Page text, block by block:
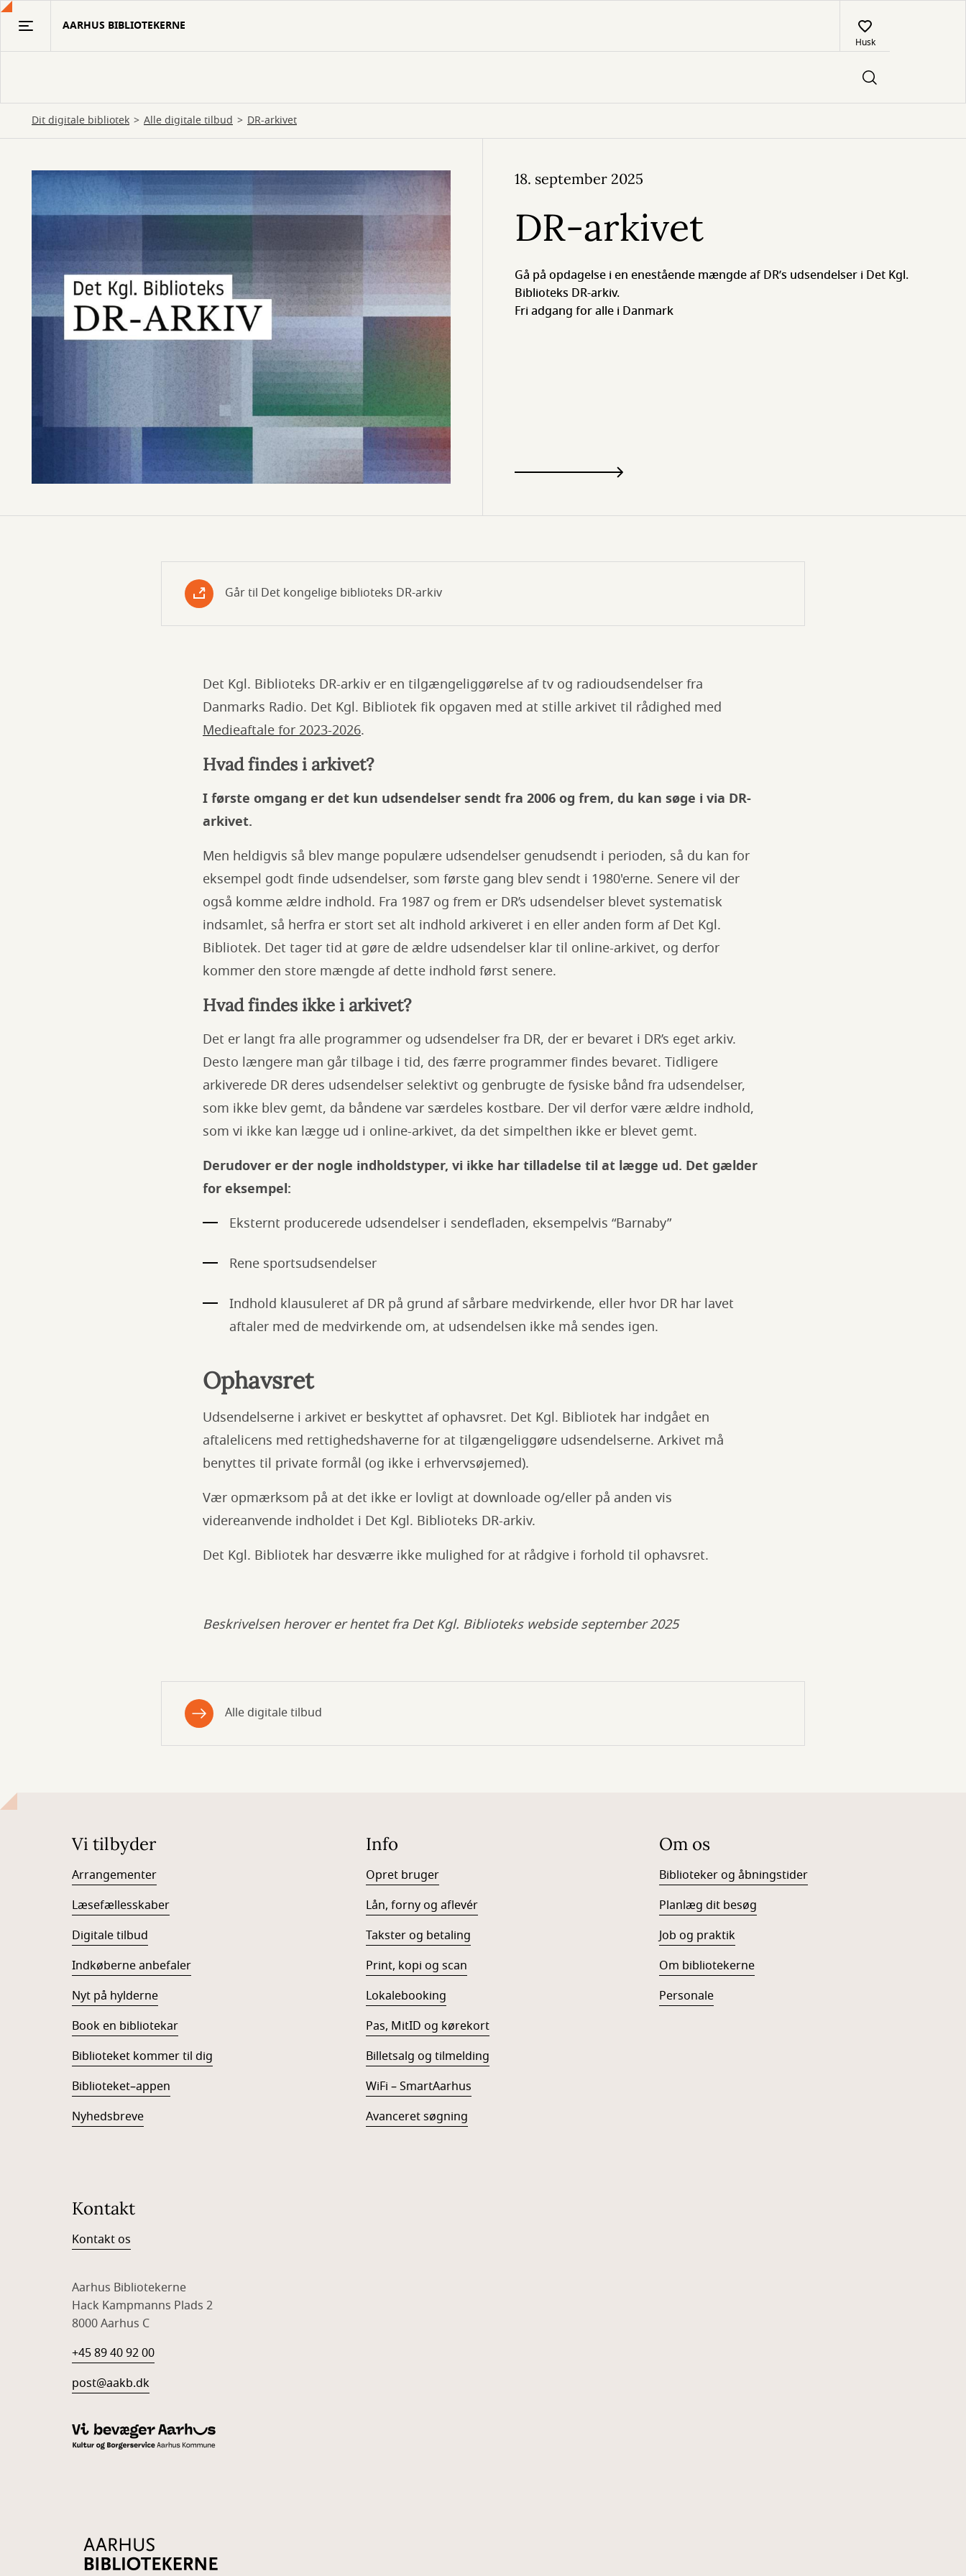
Gå
AARHUS BIBLIOTEKERNE
Husk
Dit digitale bibliotek Alle digitale tilbud DR-arkivet
arkivet
18. september 2025
DR-arkivet
Gå på opdagelse i en enestående mængde af DR’s udsendelser i Det Kgl.
Biblioteks DR-arkiv.
Fri adgang for alle i Danmark
Går til Det kongelige biblioteks DR-arkiv
Det Kgl. Biblioteks DR-arkiv er en tilgængeliggørelse af tv og radioudsendelser fra
Danmarks Radio. Det Kgl. Bibliotek fik opgaven med at stille arkivet til rådighed med
Medieaftale for 2023-2026.
Hvad findes i arkivet?
I første omgang er det kun udsendelser sendt fra 2006 og frem, du kan søge i via DR-
arkivet.
Men heldigvis så blev mange populære udsendelser genudsendt i perioden, så du kan for
eksempel godt finde udsendelser, som første gang blev sendt i 1980'erne. Senere vil der
også komme ældre indhold. Fra 1987 og frem er DR’s udsendelser blevet systematisk
indsamlet, så herfra er stort set alt indhold arkiveret i en eller anden form af Det Kgl.
Bibliotek. Det tager tid at gøre de ældre udsendelser klar til online-arkivet, og derfor
kommer den store mængde af dette indhold først senere.
Hvad findes ikke i arkivet?
Det er langt fra alle programmer og udsendelser fra DR, der er bevaret i DR’s eget arkiv.
Desto længere man går tilbage i tid, des færre programmer findes bevaret. Tidligere
arkiverede DR deres udsendelser selektivt og genbrugte de fysiske bånd fra udsendelser,
som ikke blev gemt, da båndene var særdeles kostbare. Der vil derfor være ældre indhold,
som vi ikke kan lægge ud i online-arkivet, da det simpelthen ikke er blevet gemt.
Derudover er der nogle indholdstyper, vi ikke har tilladelse til at lægge ud. Det gælder
for eksempel:
Eksternt producerede udsendelser i sendefladen, eksempelvis “Barnaby”
Rene sportsudsendelser
Indhold klausuleret af DR på grund af sårbare medvirkende, eller hvor DR har lavet
aftaler med de medvirkende om, at udsendelsen ikke må sendes igen.
Ophavsret
Udsendelserne i arkivet er beskyttet af ophavsret. Det Kgl. Bibliotek har indgået en
aftalelicens med rettighedshaverne for at tilgængeliggøre udsendelserne. Arkivet må
benyttes til private formål (og ikke i erhvervsøjemed).
Vær opmærksom på at det ikke er lovligt at downloade og/eller på anden vis
videreanvende indholdet i Det Kgl. Biblioteks DR-arkiv.
Det Kgl. Bibliotek har desværre ikke mulighed for at rådgive i forhold til ophavsret.
Beskrivelsen herover er hentet fra Det Kgl. Biblioteks webside september 2025
Alle digitale tilbud
Vi tilbyder
Arrangementer
Læsefællesskaber
Digitale tilbud
Indkøberne anbefaler
Nyt på hylderne
Book en bibliotekar
Biblioteket kommer til dig
Biblioteket–appen
Nyhedsbreve
Info
Opret bruger
Lån, forny og aflevér
Takster og betaling
Print, kopi og scan
Lokalebooking
Pas, MitID og kørekort
Billetsalg og tilmelding
WiFi – SmartAarhus
Avanceret søgning
Om os
Biblioteker og åbningstider
Planlæg dit besøg
Job og praktik
Om bibliotekerne
Personale
Kontakt
Kontakt os
Aarhus Bibliotekerne
Hack Kampmanns Plads 2
8000 Aarhus C
+45 89 40 92 00
post@aakb.dk